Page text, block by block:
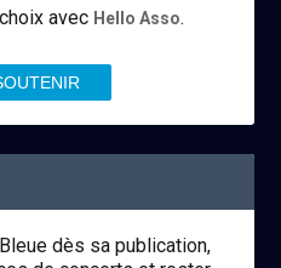
avec Hello Asso.
dès sa publication,